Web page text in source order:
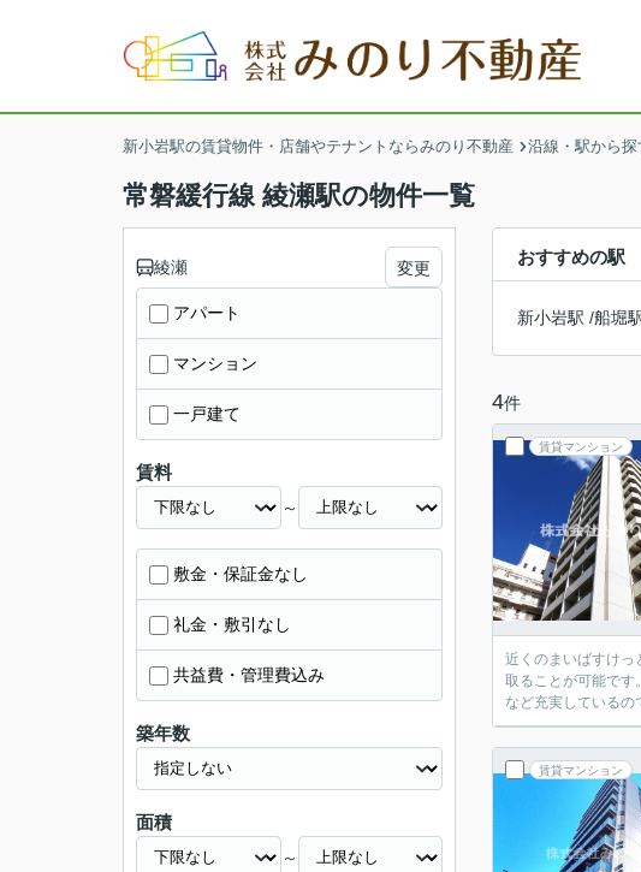
新小岩駅の賃貸物件・店舗やテナントならみのり不動産 沿線・駅から探
常磐緩行線 綾瀬駅の物件一覧
おすすめの駅
新小岩駅 /船堀
4件
賃貸マンション
近くのまいばすけっ
取ることが可能です
など充実している
賃貸マンション
綾瀬 変更
アパート
マンション
一戸建て
賃料
～
敷金・保証金なし
礼金・敷引なし
共益費・管理費込み
築年数
面積
～